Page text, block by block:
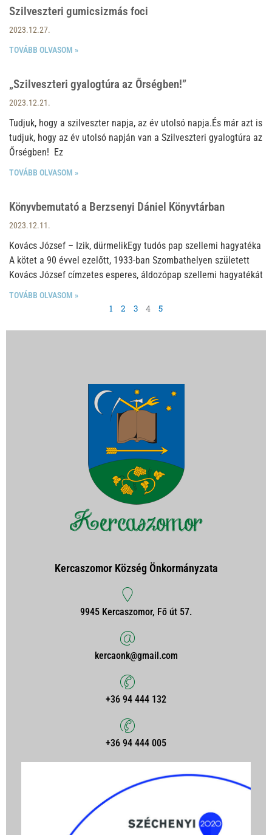
Kercaszomor Község Önkormányzata
9945 Kercaszomor, Fő út 57.
kercaonk@gmail.com
+36 94 444 132
+36 94 444 005
Szilveszteri gumicsizmás foci
2023.12.27.
TOVÁBB OLVASOM »
„Szilveszteri gyalogtúra az Őrségben!”
2023.12.21.
Tudjuk, hogy a szilveszter napja, az év utolsó napja.És már azt is
tudjuk, hogy az év utolsó napján van a Szilveszteri gyalogtúra az
Őrségben! Ez
TOVÁBB OLVASOM »
Könyvbemutató a Berzsenyi Dániel Könyvtárban
2023.12.11.
Kovács József – Izik, dürmelikEgy tudós pap szellemi hagyatéka
A kötet a 90 évvel ezelőtt, 1933-ban Szombathelyen született
Kovács József címzetes esperes, áldozópap szellemi hagyatékát
TOVÁBB OLVASOM »
1 2 3 4 5